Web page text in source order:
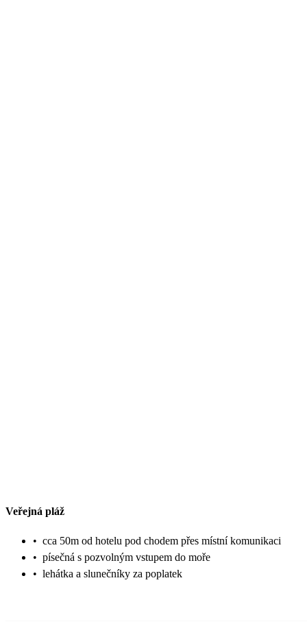
Veřejná pláž
• cca 50m od hotelu pod chodem přes místní komunikaci
• písečná s pozvolným vstupem do moře
• lehátka a slunečníky za poplatek